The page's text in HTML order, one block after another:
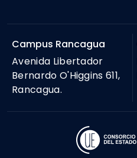
Campus Rancagua
Avenida Libertador
Bernardo O'Higgins 611,
Rancagua.